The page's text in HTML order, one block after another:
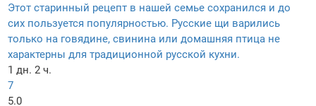
Этот старинный рецепт в нашей семье сохранился и до
сих пользуется популярностью. Русские щи варились
только на говядине, свинина или домашняя птица не
характерны для традиционной русской кухни.
1 дн. 2 ч.
7
5.0